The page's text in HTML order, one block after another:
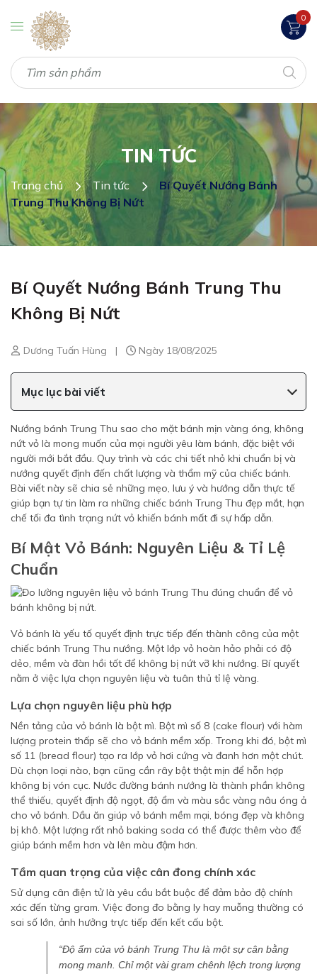
0
TIN TỨC
Trang chủ Tin tức
Bí Quyết Nướng Bánh
Trung Thu Không Bị Nứt
Bí Quyết Nướng Bánh Trung Thu
Không Bị Nứt
Dương Tuấn Hùng | Ngày 18/08/2025
Mục lục bài viết
Nướng bánh Trung Thu sao cho mặt bánh mịn vàng óng, không
nứt vỏ là mong muốn của mọi người yêu làm bánh, đặc biệt với
người mới bắt đầu. Quy trình và các chi tiết nhỏ khi chuẩn bị và
nướng quyết định đến chất lượng và thẩm mỹ của chiếc bánh.
Bài viết này sẽ chia sẻ những mẹo, lưu ý và hướng dẫn thực tế
giúp bạn tự tin làm ra những chiếc bánh Trung Thu đẹp mắt, hạn
chế tối đa tình trạng nứt vỏ khiến bánh mất đi sự hấp dẫn.
Bí Mật Vỏ Bánh: Nguyên Liệu & Tỉ Lệ
Chuẩn
Vỏ bánh là yếu tố quyết định trực tiếp đến thành công của một
chiếc bánh Trung Thu nướng. Một lớp vỏ hoàn hảo phải có độ
dẻo, mềm và đàn hồi tốt để không bị nứt vỡ khi nướng. Bí quyết
nằm ở việc lựa chọn nguyên liệu và tuân thủ tỉ lệ vàng.
Lựa chọn nguyên liệu phù hợp
Nền tảng của vỏ bánh là bột mì. Bột mì số 8 (cake flour) với hàm
lượng protein thấp sẽ cho vỏ bánh mềm xốp. Trong khi đó, bột mì
số 11 (bread flour) tạo ra lớp vỏ hơi cứng và đanh hơn một chút.
Dù chọn loại nào, bạn cũng cần rây bột thật mịn để hỗn hợp
không bị vón cục. Nước đường bánh nướng là thành phần không
thể thiếu, quyết định độ ngọt, độ ẩm và màu sắc vàng nâu óng ả
cho vỏ bánh. Dầu ăn giúp vỏ bánh mềm mại, bóng đẹp và không
bị khô. Một lượng rất nhỏ baking soda có thể được thêm vào để
giúp bánh mềm hơn và lên màu đậm hơn.
Tầm quan trọng của việc cân đong chính xác
Sử dụng cân điện tử là yêu cầu bắt buộc để đảm bảo độ chính
xác đến từng gram. Việc đong đo bằng ly hay muỗng thường có
sai số lớn, ảnh hưởng trực tiếp đến kết cấu bột.
“Độ ẩm của vỏ bánh Trung Thu là một sự cân bằng
mong manh. Chỉ một vài gram chênh lệch trong lượng